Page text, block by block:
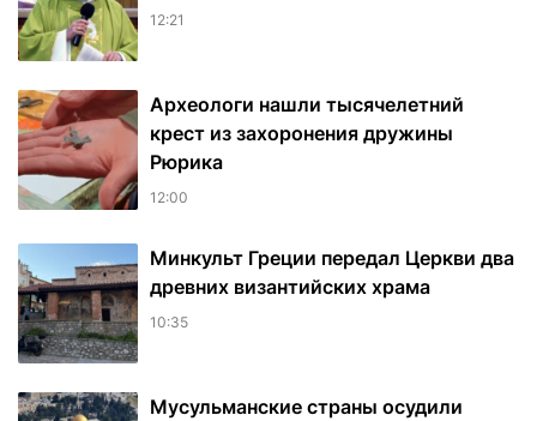
12:21
Археологи нашли тысячелетний
крест из захоронения дружины
Рюрика
12:00
Минкульт Греции передал Церкви два
древних византийских храма
10:35
Мусульманские страны осудили